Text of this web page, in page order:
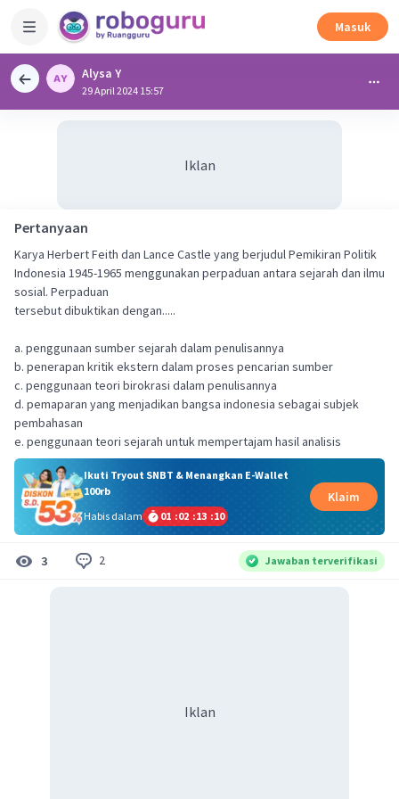
Masuk
Alysa Y
29 April 2024 15:57
Iklan
Pertanyaan
Karya Herbert Feith dan Lance Castle yang berjudul Pemikiran Politik
Indonesia 1945-1965 menggunakan perpaduan antara sejarah dan ilmu
sosial. Perpaduan
tersebut dibuktikan dengan.....
a. penggunaan sumber sejarah dalam penulisannya
b. penerapan kritik ekstern dalam proses pencarian sumber
c. penggunaan teori birokrasi dalam penulisannya
d. pemaparan yang menjadikan bangsa indonesia sebagai subjek
pembahasan
e. penggunaan teori sejarah untuk mempertajam hasil analisis
Ikuti Tryout SNBT & Menangkan E-Wallet
100rb
Habis dalam
01 :02 :13 :09
Klaim
3 2 Jawaban terverifikasi
Iklan